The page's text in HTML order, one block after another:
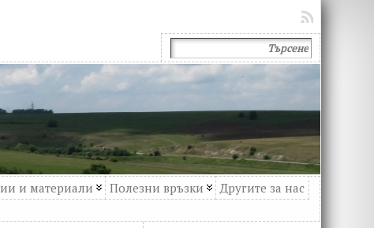
и материали Полезни връзки
Другите за нас